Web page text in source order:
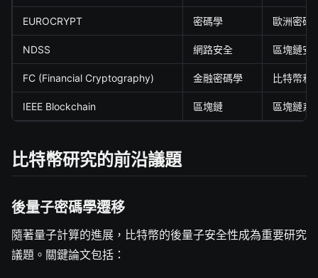
EUROCRYPT 密碼學 歐洲密碼
NDSS 網路安全 區塊鏈安
FC (Financial Cryptography) 金融密碼學 比特幣和
IEEE Blockchain 區塊鏈 區塊鏈系
比特幣研究的前沿議題
後量子密碼學遷移
隨著量子計算的進展，比特幣的後量子安全性成為重要研究
議題。關鍵論文包括：